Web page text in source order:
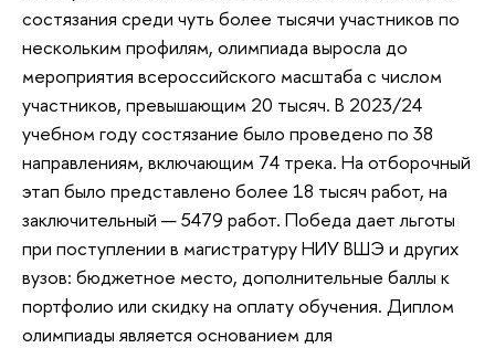
состязания среди чуть более тысячи участников по
нескольким профилям, олимпиада выросла до
мероприятия всероссийского масштаба с числом
участников, превышающим 20 тысяч. В 2023/24
учебном году состязание было проведено по 38
направлениям, включающим 74 трека. На отборочный
этап было представлено более 18 тысяч работ, на
заключительный — 5479 работ. Победа дает льготы
при поступлении в магистратуру НИУ ВШЭ и других
вузов: бюджетное место, дополнительные баллы к
портфолио или скидку на оплату обучения. Диплом
олимпиады является основанием для